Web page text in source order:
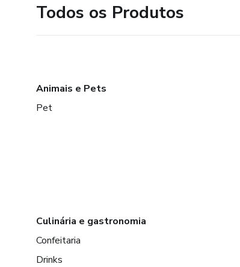
Todos os Produtos
Animais e Pets
Pet
Culinária e gastronomia
Confeitaria
Drinks